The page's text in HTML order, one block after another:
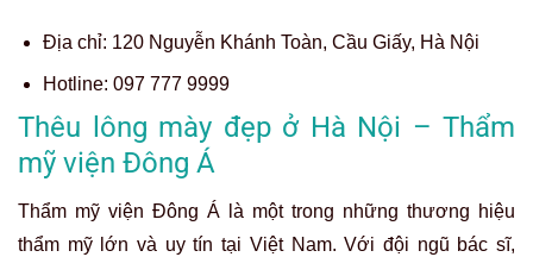
Địa chỉ: 120 Nguyễn Khánh Toàn, Cầu Giấy, Hà Nội
Hotline: 097 777 9999
Thêu lông mày đẹp ở Hà Nội – Thẩm
mỹ viện Đông Á
Thẩm mỹ viện Đông Á là một trong những thương hiệu
thẩm mỹ lớn và uy tín tại Việt Nam. Với đội ngũ bác sĩ,